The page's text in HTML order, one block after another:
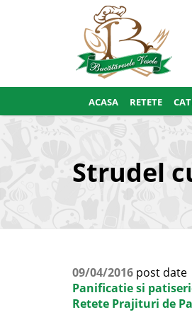
ACASA RETETE
Strudel
09/04/2016 post date
Panificatie si
Retete Prajituri de